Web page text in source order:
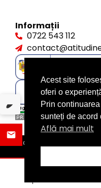
Informații
0722 543 112
©2026 Atitudine în
Acest site
oferi o
Prin
sunteți de acord
Află mai mult